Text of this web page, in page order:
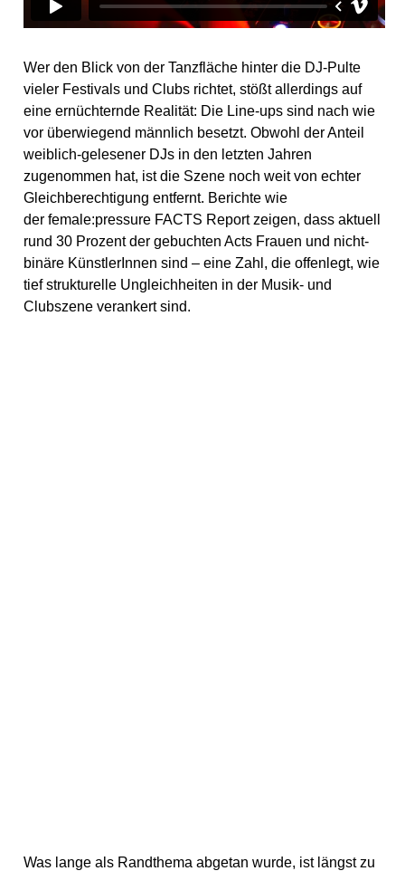
Wer den Blick von der Tanzfläche hinter die DJ-Pulte
vieler Festivals und Clubs richtet, stößt allerdings auf
eine ernüchternde Realität: Die Line-ups sind nach wie
vor überwiegend männlich besetzt. Obwohl der Anteil
weiblich-gelesener DJs in den letzten Jahren
zugenommen hat, ist die Szene noch weit von echter
Gleichberechtigung entfernt. Berichte wie
der female:pressure FACTS Report zeigen, dass aktuell
rund 30 Prozent der gebuchten Acts Frauen und nicht-
binäre KünstlerInnen sind – eine Zahl, die offenlegt, wie
tief strukturelle Ungleichheiten in der Musik- und
Clubszene verankert sind.
Was lange als Randthema abgetan wurde, ist längst zu